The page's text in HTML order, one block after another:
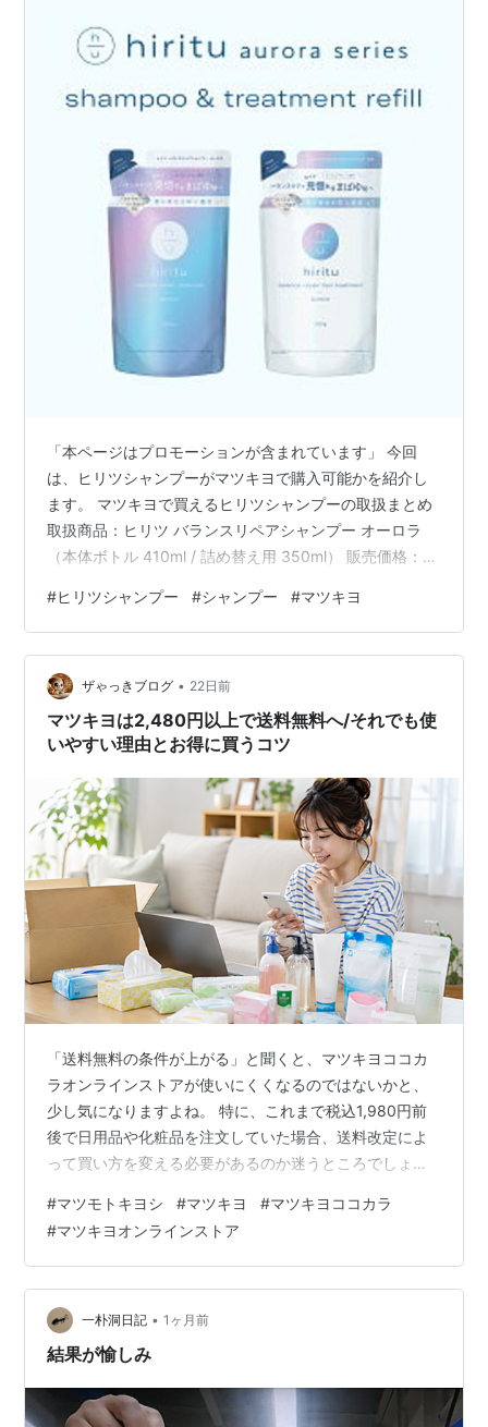
「本ページはプロモーションが含まれています」 今回
は、ヒリツシャンプーがマツキヨで購入可能かを紹介し
ます。 マツキヨで買えるヒリツシャンプーの取扱まとめ
取扱商品：ヒリツ バランスリペアシャンプー オーロラ
（本体ボトル 410ml / 詰め替え用 350ml） 販売価格：本
トア価格 便利な機能：リアルタイム在庫確認、オンライ
ン注文の店頭受取りサービス ポイント特典：通常ポイン
ト（本体15P / 詰替12P）＋最大400ポイント追加の特別
キャンペーン 楽天の公式なら、5％オフになるお得な定
期購入があります↓ hiritu(ヒリ…
#ヒリツシャンプー #シャンプー #マツキヨ
ザゃっきブログ • 22日前
マツキヨは2,480円以上で送料無料へ/それでも使
いやすい理由とお得に買うコツ
「送料無料の条件が上がる」と聞くと、マツキヨココカ
ラオンラインストアが使いにくくなるのではないかと、
少し気になりますよね。 特に、これまで税込1,980円前
後で日用品や化粧品を注文していた場合、送料改定によ
って買い方を変える必要があるのか迷うところでしょ
月30日のシステムメンテナンス完了後から、送料無料に
なる購入金額が税込1,980円以上から税込2,480円以上へ
変更されます。 ただし、基本送料は据え置かれるうえ、
店頭受取なら商品価格にかかわらず送料無料で利用でき
るため、使い方を少し工夫すれば負担を抑えられます。
日用品や食品、スキンケア…
#マツモトキヨシ #マツキヨ #マツキヨココカラ
#マツキヨオンラインストア
一朴洞日記 • 1ヶ月前
結果が愉しみ